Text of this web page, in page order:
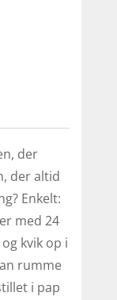
der
der altid
Enkelt:
med 24
kvik op i
rumme
i pap